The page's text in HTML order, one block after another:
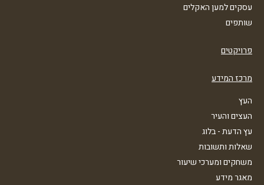
עסקים למען האקלים
שותפים
פרויקטים
מרכז המידע
העץ
העצים והעיר
עץ הדעת - בלוג
שאלות ותשובות
משחקים ומערכי שיעור
מאגר מידע